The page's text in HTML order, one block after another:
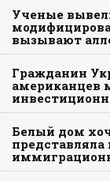
Ученые
вызывают
Гражданин
американцев
Белый дом